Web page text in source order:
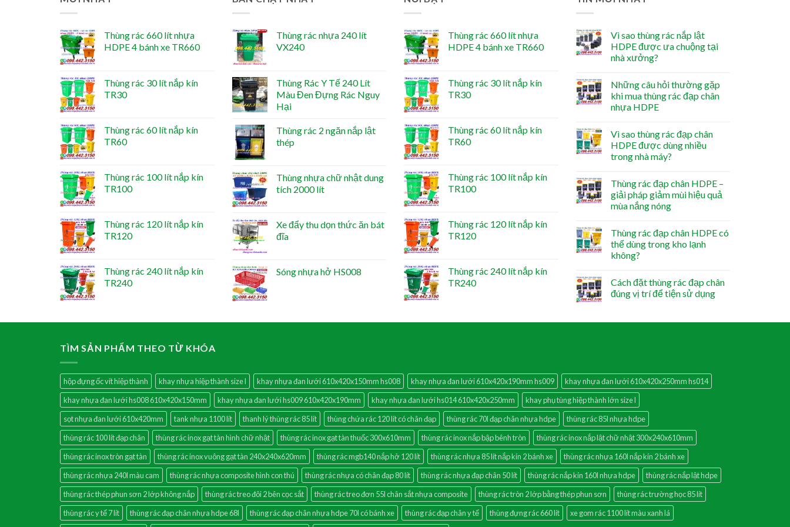
Thùng rác 660 lít nhựa
HDPE 4 bánh xe TR660
Thùng rác 30 lít nắp kín
TR30
Thùng rác 60 lít nắp kín
TR60
Thùng rác 100 lít nắp kín
TR100
Thùng rác 120 lít nắp kín
TR120
Thùng rác 240 lít nắp kín
TR240
Thùng rác nhựa 240 lít
VX240
Thùng Rác Y Tế 240 Lít
Màu Đen Đựng Rác Nguy
Hại
Thùng rác 2 ngăn nắp lật
thép
Thùng nhựa chữ nhật dung
tích 2000 lít
Xe đẩy thu dọn thức ăn bát
đĩa
Sóng nhựa hở HS008
Thùng rác 660 lít nhựa
HDPE 4 bánh xe TR660
Thùng rác 30 lít nắp kín
TR30
Thùng rác 60 lít nắp kín
TR60
Thùng rác 100 lít nắp kín
TR100
Thùng rác 120 lít nắp kín
TR120
Thùng rác 240 lít nắp kín
TR240
Vì sao thùng rác nắp lật
HDPE được ưa chuộng tại
nhà xưởng?
Những câu hỏi thường gặp
khi mua thùng rác đạp chân
nhựa HDPE
Vì sao thùng rác đạp chân
HDPE được dùng nhiều
trong nhà máy?
Thùng rác đạp chân HDPE –
giải pháp giảm mùi hiệu quả
mùa nắng nóng
Thùng rác đạp chân HDPE có
thể dùng trong kho lạnh
không?
Cách đặt thùng rác đạp chân
đúng vị trí để tiện sử dụng
TÌM SẢN PHẨM THEO TỪ KHÓA
hộp đựng ốc vít hiệp thành khay nhựa hiệp thành size l khay nhựa đan lưới 610x420x150mm hs008 khay nhựa đan lưới 610x420x190mm hs009
khay nhựa đan lưới 610x420x250mm hs014
khay nhựa đan lưới hs008 610x420x150mm
khay nhựa đan lưới hs009 610x420x190mm khay nhựa đan lưới hs014 610x420x250mm
khay phụ tùng hiệp thành lớn size l
sọt nhựa đan lưới 610x420mm
tank nhựa 1100 lít thanh lý thùng rác 85 lít thùng chứa rác 120 lít có chân đạp thùng rác 70l đạp chân nhựa hdpe
thùng rác 85l nhựa hdpe
thùng rác 100 lít đạp chân
thùng rác inox gạt tàn hình chữ nhật thùng rác inox gạt tàn thuốc 300x610mm thùng rác inox nắp bập bênh tròn
thùng rác inox nắp lật chữ nhật 300x240x610mm
thùng rác inox tròn gạt tàn
thùng rác inox vuông gạt tàn 240x240x620mm thùng rác mgb140 nắp hở 120 lít thùng rác nhựa 85 lít nắp kín 2 bánh xe
thùng rác nhựa 160l nắp kín 2 bánh xe
thùng rác nhựa 240l màu cam
thùng rác nhựa composite hình con thú thùng rác nhựa có chân đạp 80 lít thùng rác nhựa đạp chân 50 lít thùng rác nắp kín 160l nhựa hdpe
thùng rác nắp lật hdpe
thùng rác thép phun sơn 2 lớp không nắp
thùng rác treo đôi 2 bên cọc sắt thùng rác treo đơn 55l chân sắt nhựa composite thùng rác tròn 2 lớp bằng thép phun sơn
thùng rác trường học 85 lít
thùng rác y tế 7 lít
thùng rác đạp chân nhựa hdpe 68l thùng rác đạp chân nhựa hdpe 70l có bánh xe thùng rác đạp chân y tế thùng đựng rác 660 lít
xe gom rác 1100 lít màu xanh lá